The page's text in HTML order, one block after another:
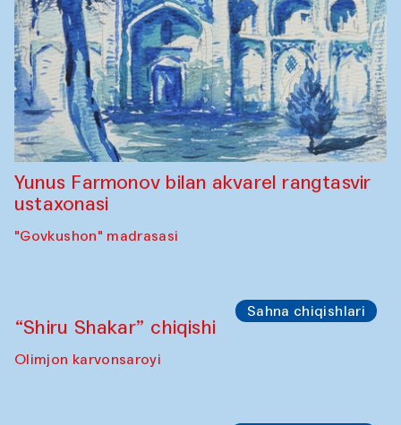
Yunus Farmonov bilan akvarel rangtasvir
ustaxonasi
"Govkushon" madrasasi
Sahna chiqishlari
“Shiru Shakar” chiqishi
Olimjon karvonsaroyi